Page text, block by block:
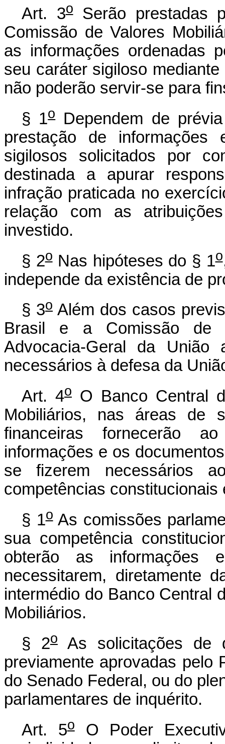
Art. 3o
Serão prestadas
Comissão de Valores
as informações ordenadas
seu caráter sigiloso
não poderão servir-se para
§ 1oDependem de
prestação de informações
sigilosos solicitados por
destinada a apurar
infração praticada no
relação com as
investido.
§ 2oNas hipóteses do § 1o
independe da existência de
§ 3o Além dos casos
Brasil e a Comissão de
Advocacia-Geral da União
necessários à defesa da
Art. 4o O Banco Central
Mobiliários, nas áreas de
financeiras fornecerão
informações e os
se fizerem necessários
competências constitucionais
§ 1oAs comissões
sua competência
obterão as informações
necessitarem, diretamente
intermédio do Banco Central
Mobiliários.
§ 2oAs solicitações de
previamente aprovadas pelo
do Senado Federal, ou do
parlamentares de inquérito.
Art. 5o
O Poder